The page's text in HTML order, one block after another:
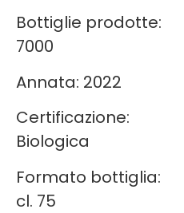
Bottiglie prodotte:
7000
Annata: 2022
Certificazione:
Biologica
Formato bottiglia:
cl. 75